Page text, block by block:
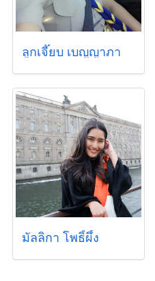
ลูกเจี๊ยบ เบญญาภา
มัลลิกา โพธิ์ผึ้ง